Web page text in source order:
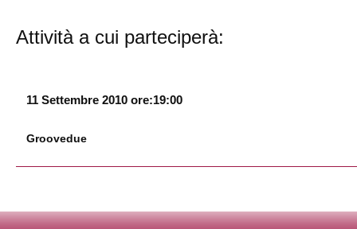
Attività a cui parteciperà:
11 Settembre 2010 ore:19:00
Groovedue